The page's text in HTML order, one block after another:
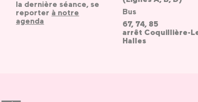
la dernière séance, se
reporter à notre
agenda
Bus
67, 74, 85
arrêt Coquillière-
Halles